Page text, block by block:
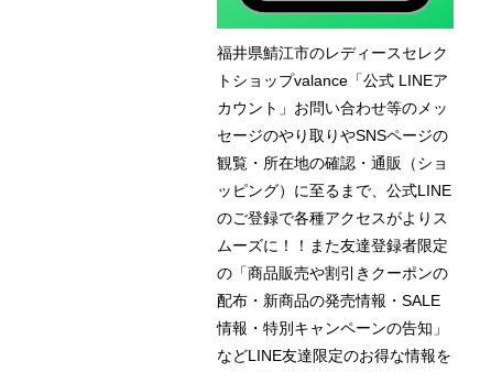
福井県鯖江市のレディースセレク
トショップvalance「公式 LINEア
カウント」お問い合わせ等のメッ
セージのやり取りやSNSページの
観覧・所在地の確認・通販（ショ
ッピング）に至るまで、公式LINE
のご登録で各種アクセスがよりス
ムーズに！！また友達登録者限定
の「商品販売や割引きクーポンの
配布・新商品の発売情報・SALE
情報・特別キャンペーンの告知」
などLINE友達限定のお得な情報を